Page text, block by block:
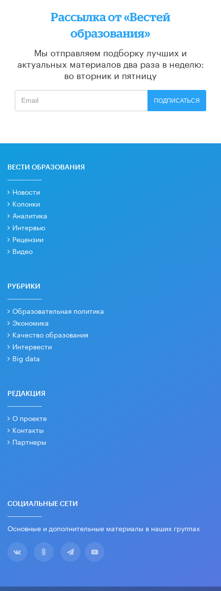
Рассылка от «Вестей
образования»
Мы отправляем подборку лучших и
актуальных материалов два раза в неделю:
во вторник и пятницу
ПОДПИСАТЬСЯ
ВЕСТИ ОБРАЗОВАНИЯ
Новости
Колонки
Аналитика
Интервью
Рецензии
Видео
РУБРИКИ
Образовательная политика
Экономика
Качество образования
Интервести
Big data
РЕДАКЦИЯ
О проекте
Контакты
Партнеры
СОЦИАЛЬНЫЕ СЕТИ
Основные и дополнительные материалы в наших группах